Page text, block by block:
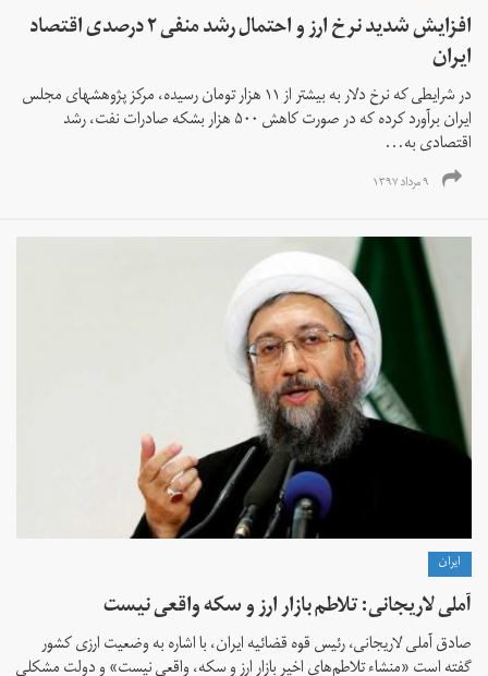
افزایش شدید نرخ ارز و احتمال رشد منفی ۲ درصدی اقتصاد
ایران
در شرایطی که نرخ دلار به بیشتر از ۱۱ هزار تومان رسیده، مرکز پژوهشهای مجلس
ایران برآورد کرده که در صورت کاهش ۵۰۰ هزار بشکه صادرات نفت، رشد
اقتصادی به...
۹ مرداد ۱۳۹۷
ايران
آملی لاریجانی:‌ تلاطم بازار ارز و سکه واقعی نیست
صادق آملی لاریجانی، رئیس قوه قضائیه ایران، با اشاره به وضعیت ارزی کشور